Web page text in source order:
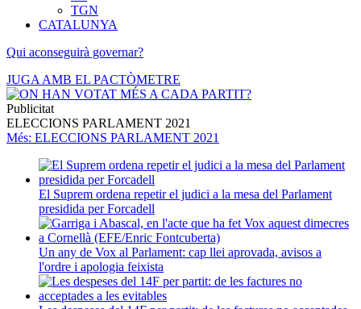
TGN
CATALUNYA
Qui aconseguirà governar?
JUGA AMB EL PACTÒMETRE
Publicitat
ELECCIONS PARLAMENT 2021
Més: ELECCIONS PARLAMENT 2021
El Suprem ordena repetir el judici a la mesa del Parlament
presidida per Forcadell
Un any de Vox al Parlament: cap llei aprovada, avisos a
l'ordre i apologia feixista